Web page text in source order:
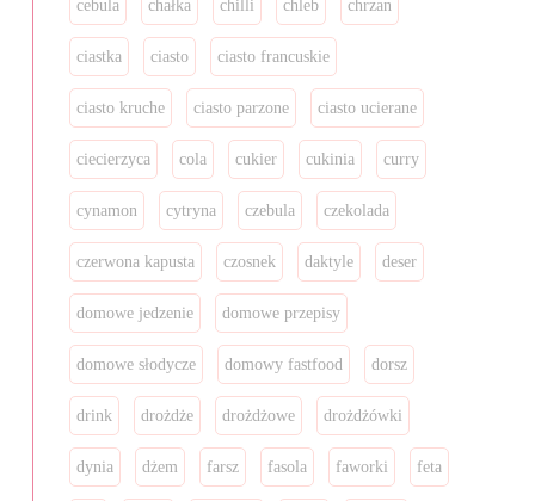
cebula chałka chilli chleb chrzan
ciastka ciasto ciasto francuskie
ciasto kruche ciasto parzone ciasto ucierane
ciecierzyca cola cukier cukinia curry
cynamon cytryna czebula czekolada
czerwona kapusta czosnek daktyle deser
domowe jedzenie domowe przepisy
domowe słodycze domowy fastfood dorsz
drink drożdże drożdżowe drożdżówki
dynia dżem farsz fasola faworki feta